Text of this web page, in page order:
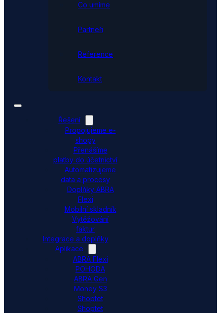
Co umíme
Partneři
Reference
Kontakt
Řešení
Propojujeme e-
shopy
Přenášíme
platby do účetnictví
Automatizujeme
data a procesy
Doplňky ABRA
Flexi
Mobilní skladník
Vytěžování
faktur
Integrace a doplňky
Aplikace
ABRA Flexi
POHODA
ABRA Gen
Money S3
Shoptet
Shoptet